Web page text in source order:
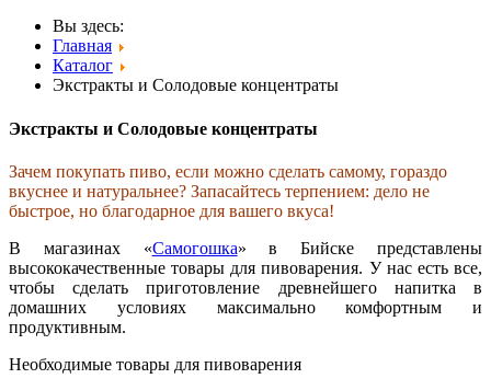
Вы здесь:
Главная
Каталог
Экстракты и Солодовые концентраты
Экстракты и Солодовые концентраты
Зачем покупать пиво, если можно сделать самому, гораздо
вкуснее и натуральнее? Запасайтесь терпением: дело не
быстрое, но благодарное для вашего вкуса!
В магазинах «Самогошка» в Бийске представлены
высококачественные товары для пивоварения. У нас есть все,
чтобы сделать приготовление древнейшего напитка в
домашних условиях максимально комфортным и
продуктивным.
Необходимые товары для пивоварения